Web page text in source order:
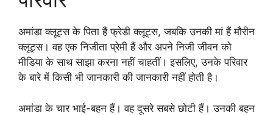
अमांडा क्लूट्स के पिता हैं फ्रेडी क्लूट्स, जबकि उनकी मां हैं मौरीन
क्लूट्स। वह एक निजीता प्रेमी हैं और अपने निजी जीवन को
मीडिया के साथ साझा करना नहीं चाहतीं। इसलिए, उनके परिवार
के बारे में किसी भी जानकारी की जानकारी नहीं होती है।
अमांडा के चार भाई-बहन हैं। वह दूसरे सबसे छोटी हैं। उनकी बहन